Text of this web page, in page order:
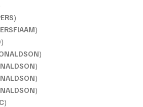
)
)
)
)
)
)
)
)